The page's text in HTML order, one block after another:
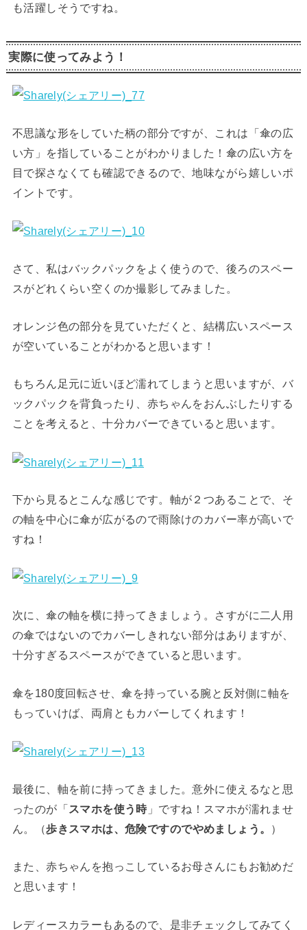
も活躍しそうですね。
実際に使ってみよう！
不思議な形をしていた柄の部分ですが、これは「傘の広
い方」を指していることがわかりました！傘の広い方を
目で探さなくても確認できるので、地味ながら嬉しいポ
イントです。
さて、私はバックパックをよく使うので、後ろのスペー
スがどれくらい空くのか撮影してみました。
オレンジ色の部分を見ていただくと、結構広いスペース
が空いていることがわかると思います！
もちろん足元に近いほど濡れてしまうと思いますが、バ
ックパックを背負ったり、赤ちゃんをおんぶしたりする
ことを考えると、十分カバーできていると思います。
下から見るとこんな感じです。軸が２つあることで、そ
の軸を中心に傘が広がるので雨除けのカバー率が高いで
すね！
次に、傘の軸を横に持ってきましょう。さすがに二人用
の傘ではないのでカバーしきれない部分はありますが、
十分すぎるスペースができていると思います。
傘を180度回転させ、傘を持っている腕と反対側に軸を
もっていけば、両肩ともカバーしてくれます！
最後に、軸を前に持ってきました。意外に使えるなと思
ったのが「スマホを使う時」ですね！スマホが濡れませ
ん。（歩きスマホは、危険ですのでやめましょう。 ）
また、赤ちゃんを抱っこしているお母さんにもお勧めだ
と思います！
レディースカラーもあるので、是非チェックしてみてく